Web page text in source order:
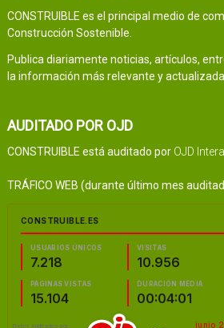
CONSTRUIBLE es el principal medio de
Construcción Sostenible.
Publica diariamente noticias, artículos,
la información más relevante y
AUDITADO POR OJD
CONSTRUIBLE está auditado por OJD
TRÁFICO WEB (durante último mes